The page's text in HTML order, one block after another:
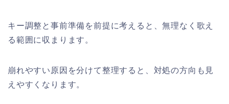
キー調整と事前準備を前提に考えると、無理なく歌え
る範囲に収まります。
崩れやすい原因を分けて整理すると、対処の方向も見
えやすくなります。